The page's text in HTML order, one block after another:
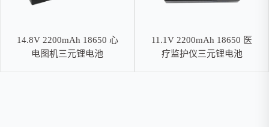
14.8V 2200mAh 18650 心
电图机三元锂电池
11.1V 2200mAh 18650 医
疗监护仪三元锂电池